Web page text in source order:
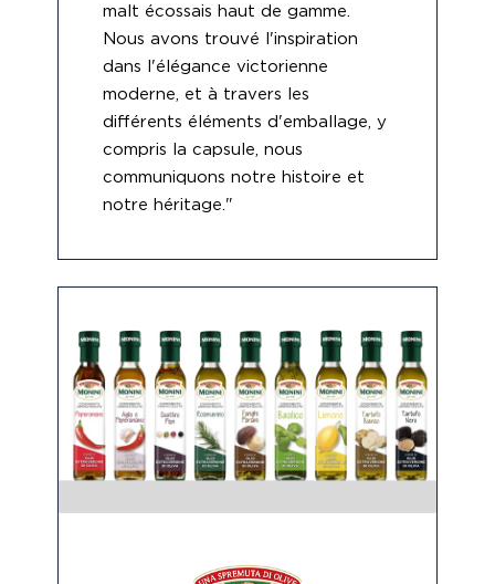
malt écossais haut de gamme.
Nous avons trouvé l'inspiration
dans l'élégance victorienne
moderne, et à travers les
différents éléments d'emballage, y
compris la capsule, nous
communiquons notre histoire et
notre héritage."